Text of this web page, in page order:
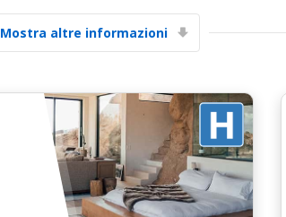
Mostra altre informazioni